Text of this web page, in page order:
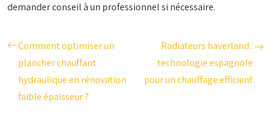
demander conseil à un professionnel si nécessaire.
Comment optimiser un
plancher chauffant
hydraulique en rénovation
faible épaisseur ?
Radiateurs haverland :
technologie espagnole
pour un chauffage efficient